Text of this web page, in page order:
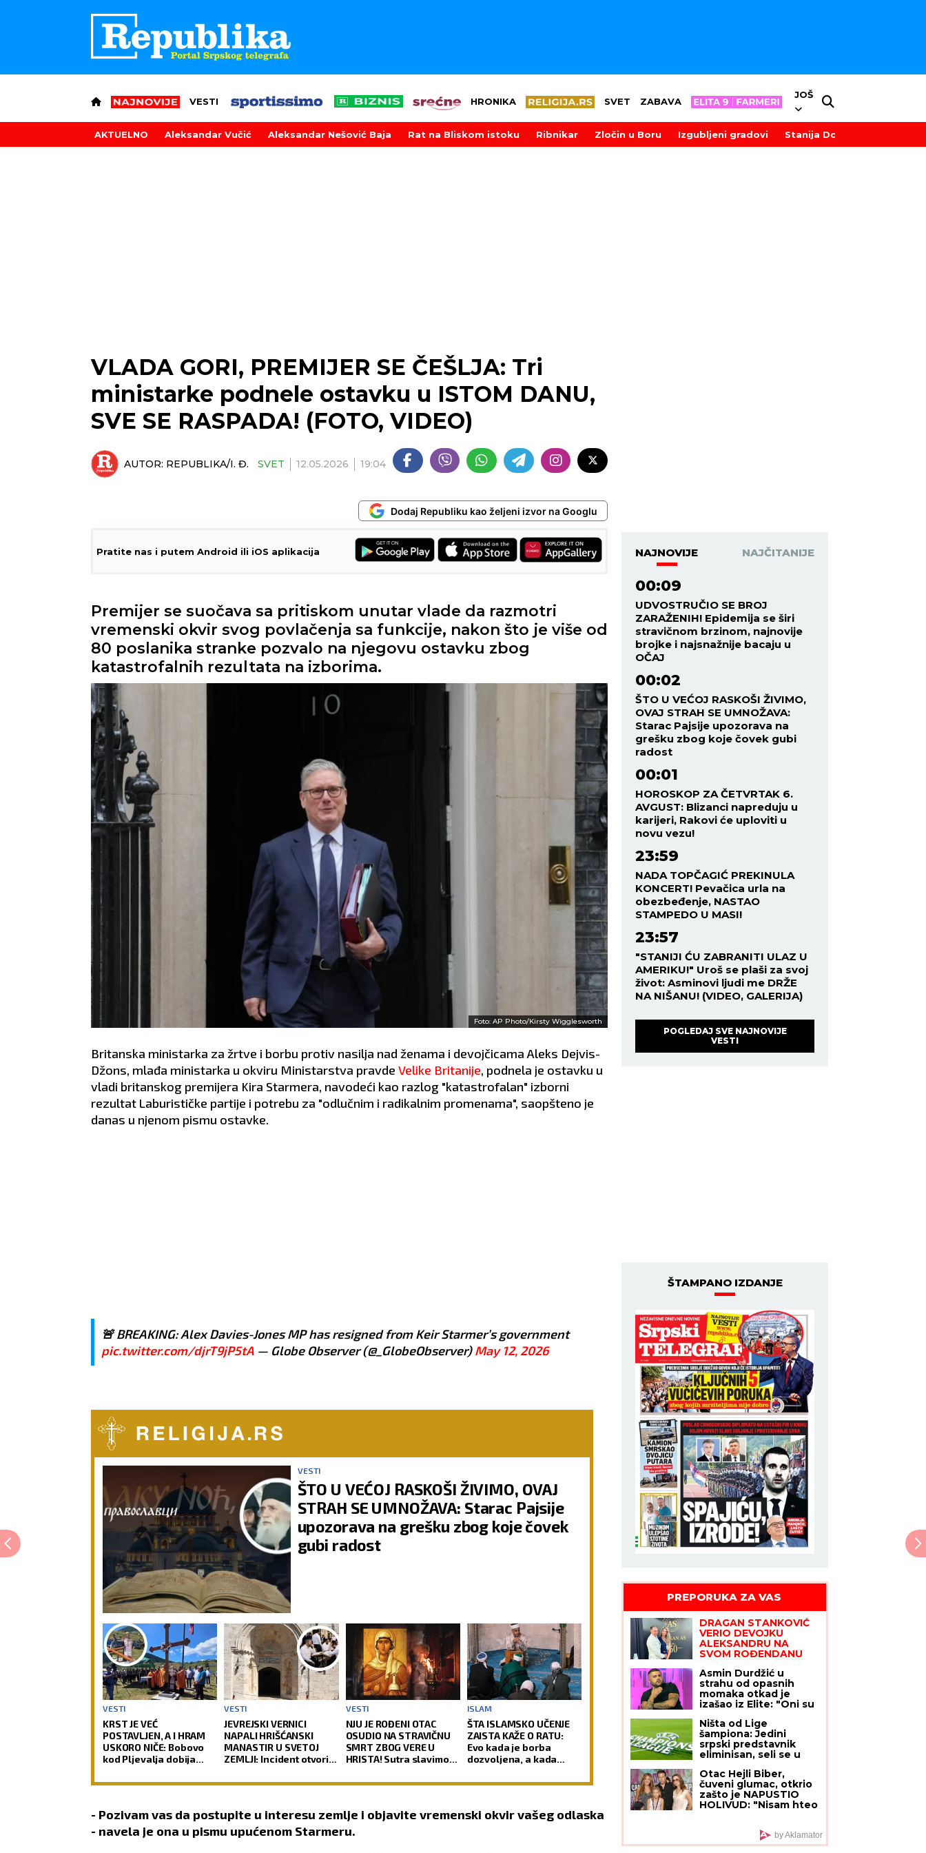
VESTI HRONIKA SVET ZABAVA
JOŠ
AKTUELNO Aleksandar Vučić Aleksandar Nešović Baja Rat na Bliskom istoku Ribnikar Zločin u Boru Izgubljeni gradovi Stanija Dobrojević
VLADA GORI, PREMIJER SE ČEŠLJA: Tri
ministarke podnele ostavku u ISTOM DANU,
SVE SE RASPADA! (FOTO, VIDEO)
AUTOR: REPUBLIKA/I. Đ. SVET 12.05.2026 19:04
Dodaj Republiku kao željeni izvor na Googlu
Pratite nas i putem Android ili iOS aplikacija
Premijer se suočava sa pritiskom unutar vlade da razmotri
vremenski okvir svog povlačenja sa funkcije, nakon što je više od
80 poslanika stranke pozvalo na njegovu ostavku zbog
katastrofalnih rezultata na izborima.
Foto: AP Photo/Kirsty Wigglesworth
Britanska ministarka za žrtve i borbu protiv nasilja nad ženama i devojčicama Aleks Dejvis-
Džons, mlađa ministarka u okviru Ministarstva pravde Velike Britanije, podnela je ostavku u
vladi britanskog premijera Kira Starmera, navodeći kao razlog "katastrofalan" izborni
rezultat Laburističke partije i potrebu za "odlučnim i radikalnim promenama", saopšteno je
danas u njenom pismu ostavke.
🚨 BREAKING: Alex Davies-Jones MP has resigned from Keir Starmer’s government
pic.twitter.com/djrT9jP5tA — Globe Observer (@_GlobeObserver)May 12, 2026
VESTI
ŠTO U VEĆOJ RASKOŠI ŽIVIMO, OVAJ
STRAH SE UMNOŽAVA: Starac Pajsije
upozorava na grešku zbog koje čovek
gubi radost
VESTI
KRST JE VEĆ
POSTAVLJEN, A I HRAM
USKORO NIČE: Bobovo
kod Pljevalja dobija
VESTI
JEVREJSKI VERNICI
NAPALI HRIŠĆANSKI
MANASTIR U SVETOJ
ZEMLJI: Incident otvorio
postaju nepoželjni u
VESTI
NJU JE ROĐENI OTAC
OSUDIO NA STRAVIČNU
SMRT ZBOG VERE U
HRISTA! Sutra slavimo
Hristinu!
ISLAM
ŠTA ISLAMSKO UČENJE
ZAISTA KAŽE O RATU:
Evo kada je borba
dozvoljena, a kada
- Pozivam vas da postupite u interesu zemlje i objavite vremenski okvir vašeg odlaska
- navela je ona u pismu upućenom Starmeru.
NAJNOVIJE NAJČITANIJE
00:09
UDVOSTRUČIO SE BROJ
ZARAŽENIH! Epidemija se širi
stravičnom brzinom, najnovije
brojke i najsnažnije bacaju u
OČAJ
00:02
ŠTO U VEĆOJ RASKOŠI ŽIVIMO,
OVAJ STRAH SE UMNOŽAVA:
Starac Pajsije upozorava na
grešku zbog koje čovek gubi
radost
00:01
HOROSKOP ZA ČETVRTAK 6.
AVGUST: Blizanci napreduju u
karijeri, Rakovi će uploviti u
novu vezu!
23:59
NADA TOPČAGIĆ PREKINULA
KONCERT! Pevačica urla na
obezbeđenje, NASTAO
STAMPEDO U MASI!
23:57
"STANIJI ĆU ZABRANITI ULAZ U
AMERIKU!" Uroš se plaši za svoj
život: Asminovi ljudi me DRŽE
NA NIŠANU! (VIDEO, GALERIJA)
POGLEDAJ SVE NAJNOVIJE
VESTI
ŠTAMPANO IZDANJE
PREPORUKA ZA VAS
DRAGAN STANKOVIĆ
VERIO DEVOJKU
ALEKSANDRU NA
SVOM ROĐENDANU
Jeremić srećniji nego
ikada, zgodna plavuša
rekla "da"
Asmin Durdžić u
strahu od opasnih
momaka otkad je
izašao iz Elite: "Oni su
naprave velike
probleme!"
Ništa od Lige
šampiona: Jedini
srpski predstavnik
eliminisan, seli se u
Otac Hejli Biber,
čuveni glumac, otkrio
zašto je NAPUSTIO
HOLIVUD: "Nisam hteo
u religiji - zaradio
mnogo para, oženio
by Aklamator